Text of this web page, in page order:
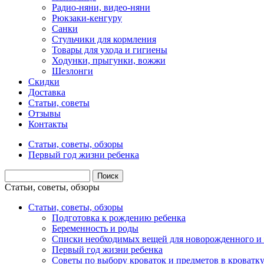
Радио-няни, видео-няни
Рюкзаки-кенгуру
Санки
Стульчики для кормления
Товары для ухода и гигиены
Ходунки, прыгунки, вожжи
Шезлонги
Скидки
Доставка
Статьи, советы
Отзывы
Контакты
Статьи, советы, обзоры
Первый год жизни ребенка
Статьи, советы, обзоры
Статьи, советы, обзоры
Подготовка к рождению ребенка
Беременность и роды
Списки необходимых вещей для новорожденного и
Первый год жизни ребенка
Советы по выбору кроваток и предметов в кроватку